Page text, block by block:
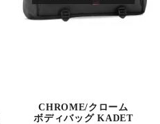
CHROME/クローム
ボディバッグ KADET